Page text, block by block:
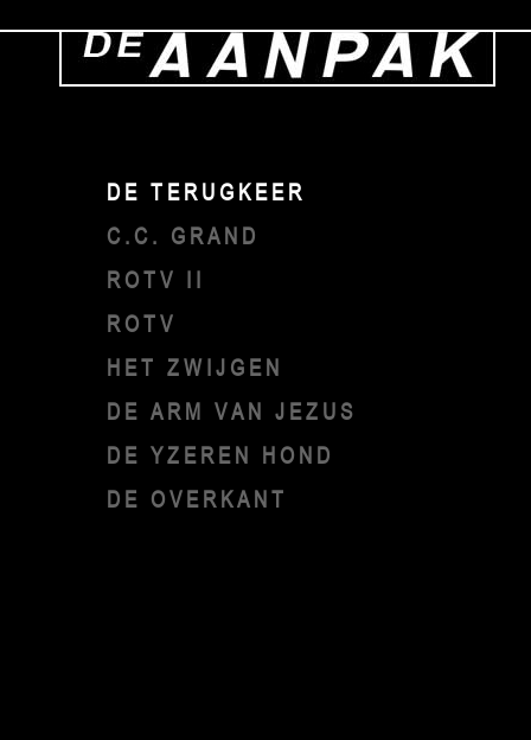
DE TERUGKEER
C.C. GRAND
ROTV II
ROTV
HET ZWIJGEN
DE ARM VAN JEZUS
DE YZEREN HOND
DE OVERKANT